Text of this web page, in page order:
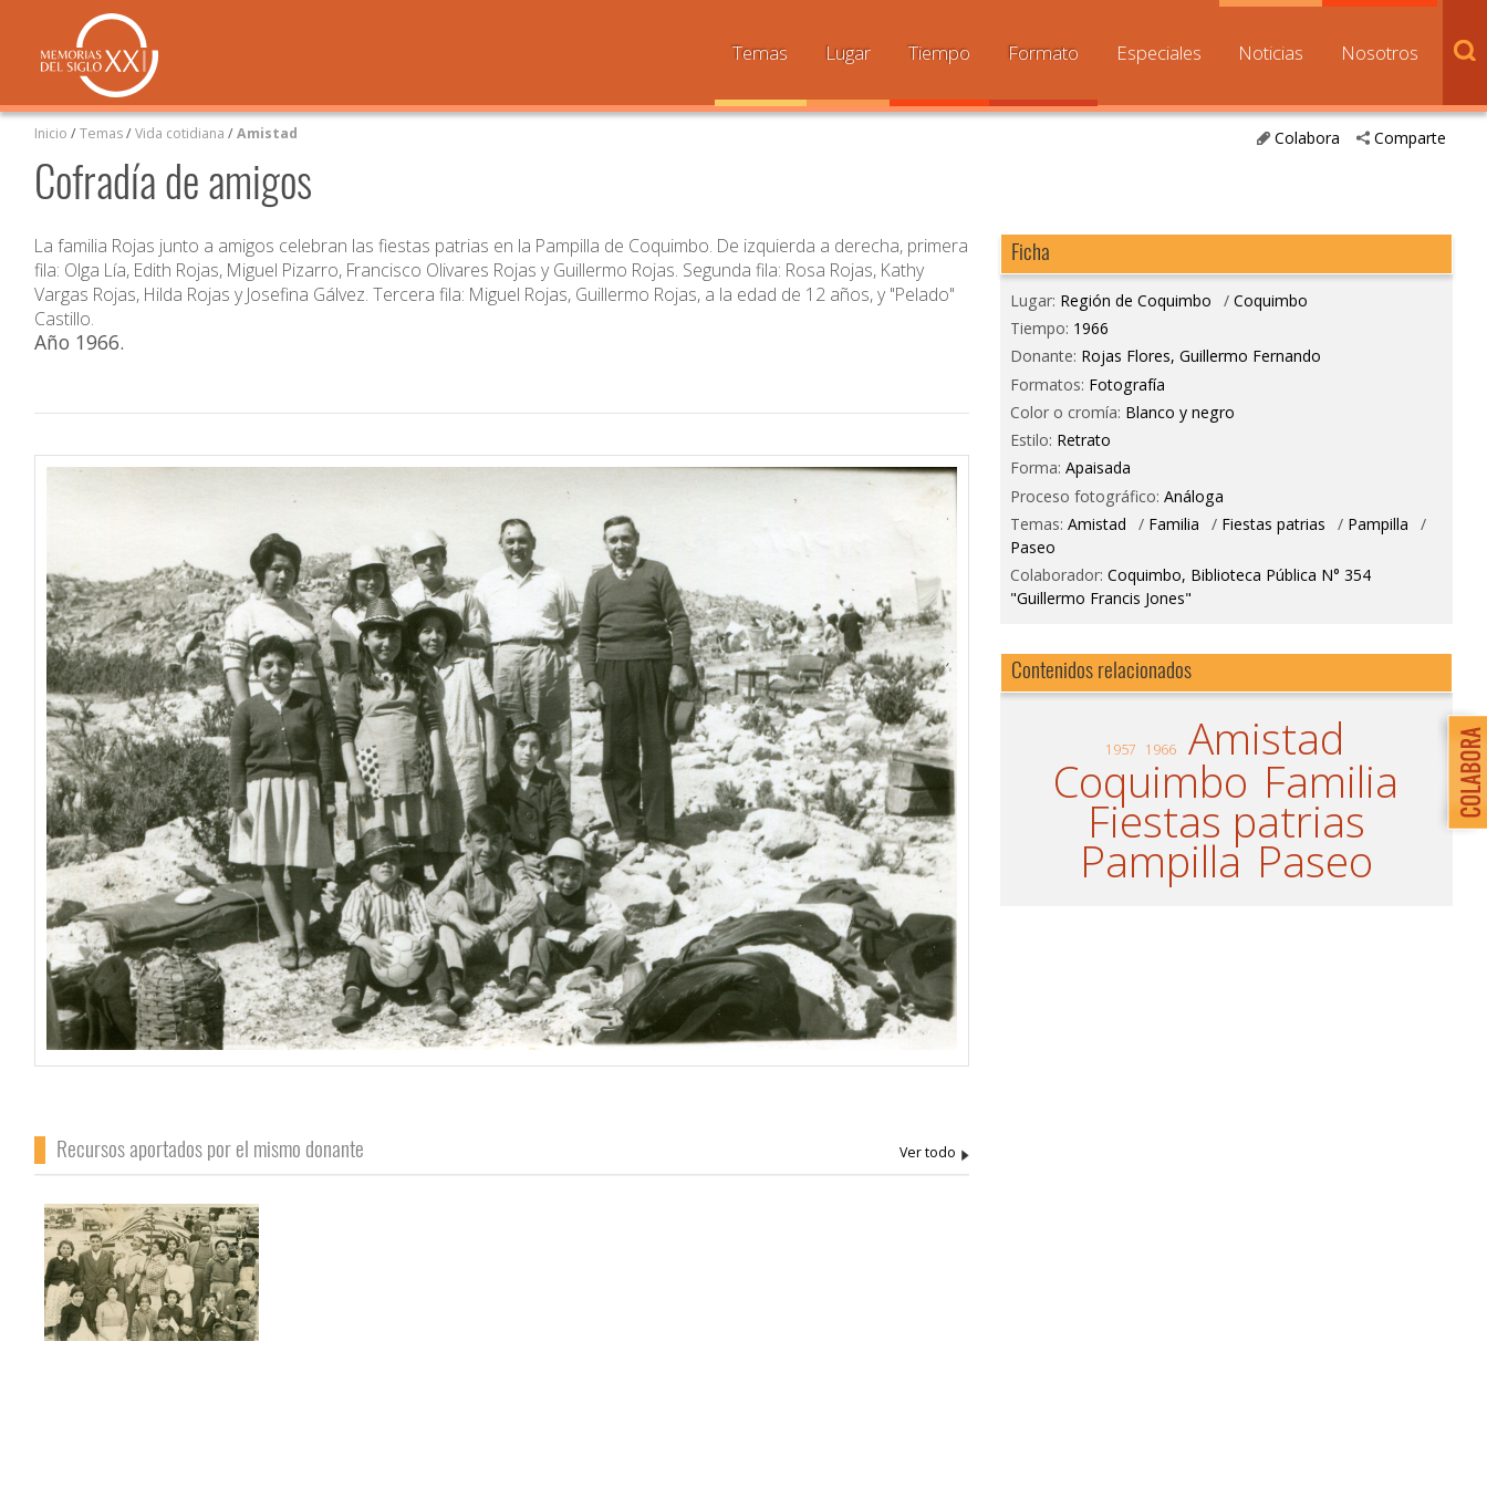
Temas Lugar Tiempo Formato Especiales Noticias Nosotros
Comparte
Colabora
Inicio /Temas/Vida cotidiana/Amistad
Cofradía de amigos
La familia Rojas junto a amigos celebran las fiestas patrias en la Pampilla de Coquimbo. De izquierda a derecha, primera
fila: Olga Lía, Edith Rojas, Miguel Pizarro, Francisco Olivares Rojas y Guillermo Rojas. Segunda fila: Rosa Rojas, Kathy
Vargas Rojas, Hilda Rojas y Josefina Gálvez. Tercera fila: Miguel Rojas, Guillermo Rojas, a la edad de 12 años, y "Pelado"
Castillo.
Año 1966.
Recursos aportados por el mismo donante
Ficha
Lugar: Región de Coquimbo / Coquimbo
Tiempo: 1966
Donante: Rojas Flores, Guillermo Fernando
Formatos: Fotografía
Color o cromía: Blanco y negro
Estilo: Retrato
Forma: Apaisada
Proceso fotográfico: Análoga
Temas: Amistad / Familia / Fiestas patrias / Pampilla
/
Paseo
Colaborador: Coquimbo, Biblioteca Pública N° 354
"Guillermo Francis Jones"
Contenidos relacionados
1957 1966 Amistad
Coquimbo Familia
Fiestas patrias
Pampilla Paseo